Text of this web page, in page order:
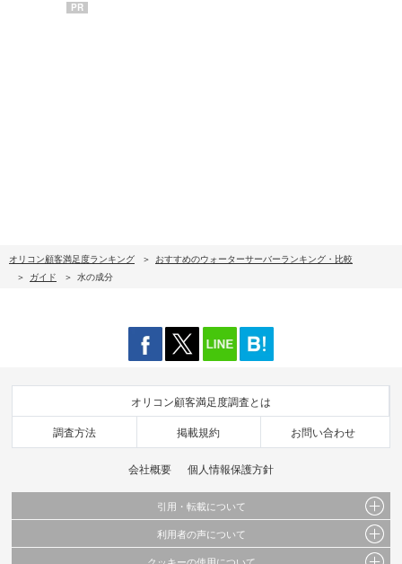
PR
オリコン顧客満足度ランキング
おすすめのウォーターサーバーランキング・比較
ガイド
水の成分
オリコン顧客満足度調査とは
調査方法 掲載規約 お問い合わせ
会社概要 個人情報保護方針
引用・転載について
当サイトで公開されている情報（文字、写真、イラスト、画像データ等）及びこれらの配
置・編集および構造などについての著作権は株式会社oricon MEに帰属しております。
利用者の声について
クッキーの使用について